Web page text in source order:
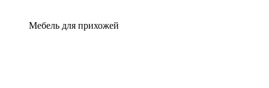
Мебель для прихожей